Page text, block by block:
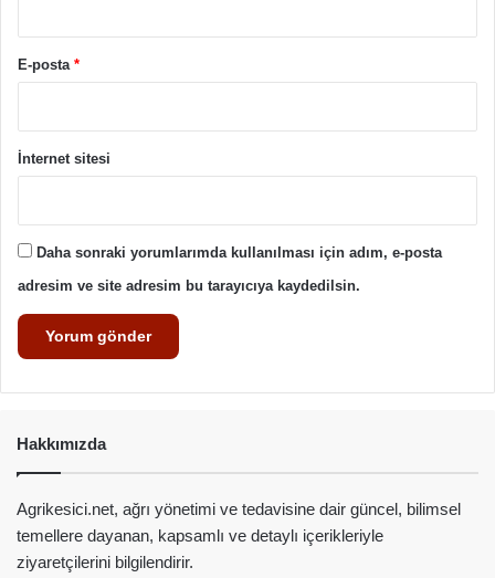
E-posta *
İnternet sitesi
Daha sonraki yorumlarımda kullanılması için adım, e-posta
adresim ve site adresim bu tarayıcıya kaydedilsin.
Hakkımızda
Agrikesici.net, ağrı yönetimi ve tedavisine dair güncel, bilimsel
temellere dayanan, kapsamlı ve detaylı içerikleriyle
ziyaretçilerini bilgilendirir.